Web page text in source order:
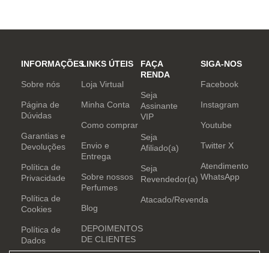
INFORMAÇÕES
Sobre nós
Página de
Dúvidas
Garantias e
Devoluções
Política de
Privacidade
Política de
Cookies
Política de
Dados
LINKS ÚTEIS
Loja Virtual
Minha Conta
Como comprar
Envio e
Entrega
Sobre nossos
Perfumes
Blog
DEPOIMENTOS
DE CLIENTES
FAÇA
RENDA
Seja
Assinante
VIP
Seja
Afiliado(a)
Seja
Revendedor(a)
Atacado/Revenda
SIGA-NOS
Facebook
Instagram
Youtube
Twitter X
Atendimento
WhatsApp